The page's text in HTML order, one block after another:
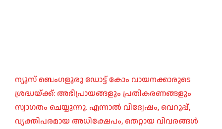
ന്യൂസ് ബെംഗളൂരു ഡോട്ട് കോം വായനക്കാരുടെ
ശ്രദ്ധയ്ക്ക്: അഭിപ്രായങ്ങളും പ്രതികരണങ്ങളും
സ്വാഗതം ചെയ്യുന്നു. എന്നാൽ വിദ്വേഷം, വെറുപ്പ്,
വ്യക്തിപരമായ അധിക്ഷേപം, തെറ്റായ വിവരങ്ങൾ